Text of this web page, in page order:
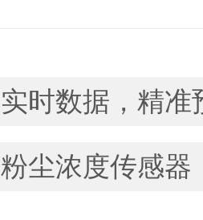
实时数据，精准
粉尘浓度传感器